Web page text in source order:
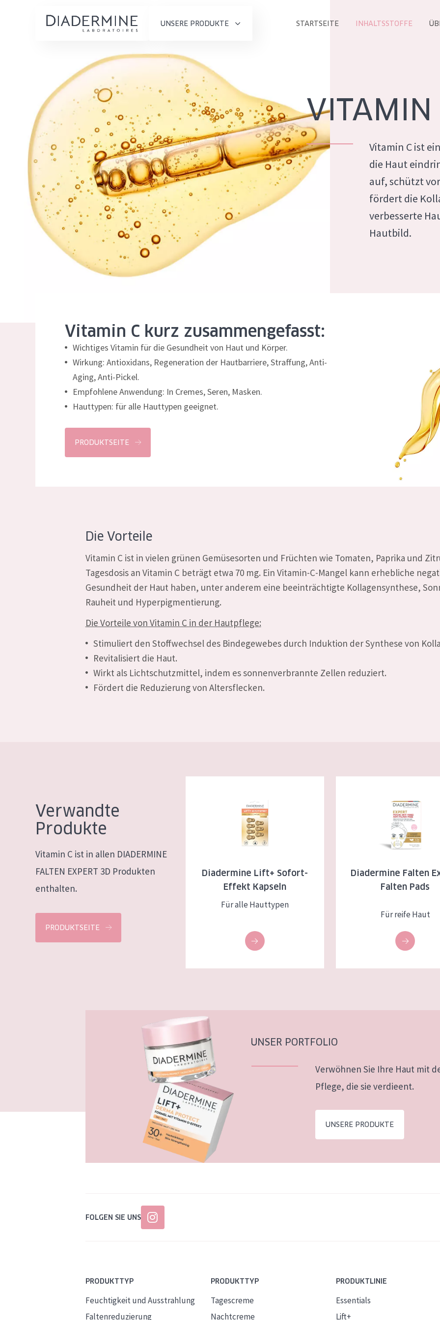
UNSERE PRODUKTE
PRODUKTTYP
Feuchtigkeit und
Ausstrahlung
Faltenreduzierung
Hautregeneration
Hautstraffung
PRODUKTTYP
Tagescreme
Nachtcreme
Augencreme
Serum
Reinigung
Lift+
Expert
HAUTTYP
Empfindliche Haut
Normale bis trockene Haut
Mischhaut und fettige
Haut
ALTER
Alle Produkte anzeigen
ALLE
STARTSEITE INHALTSSTOFFE
Startseite
inhaltsstoffe
Über uns
Inspiration
Kontakt
English
French
German
VITAMIN
Vitamin C ist
die Haut
auf, schützt
fördert die
verbesserte
Hautbild.
Vitamin C kurz zusammengefasst:
Wichtiges Vitamin für die Gesundheit von Haut und Körper.
Wirkung: Antioxidans, Regeneration der Hautbarriere, Straffung, Anti-
Aging, Anti-Pickel.
Empfohlene Anwendung: In Cremes, Seren, Masken.
Hauttypen: für alle Hauttypen geeignet.
PRODUKTSEITE
Die Vorteile
Vitamin C ist in vielen grünen Gemüsesorten und Früchten wie Tomaten, Paprika und
Tagesdosis an Vitamin C beträgt etwa 70 mg. Ein Vitamin-C-Mangel kann erhebliche
Gesundheit der Haut haben, unter anderem eine beeinträchtigte Kollagensynthese,
Rauheit und Hyperpigmentierung.
Die Vorteile von Vitamin C in der Hautpflege:
Stimuliert den Stoffwechsel des Bindegewebes durch Induktion der Synthese von
Revitalisiert die Haut.
Wirkt als Lichtschutzmittel, indem es sonnenverbrannte Zellen reduziert.
Fördert die Reduzierung von Altersflecken.
Verwandte
Produkte
Vitamin C ist in allen DIADERMINE
FALTEN EXPERT 3D Produkten
enthalten.
PRODUKTSEITE
Diadermine Lift+ Sofort-
Effekt Kapseln
Für alle Hauttypen
Diadermine Falten
Falten Pads
Für reife Haut
UNSER PORTFOLIO
Verwöhnen Sie Ihre Haut mit
Pflege, die sie verdieent.
UNSERE PRODUKTE
FOLGEN SIE UNS
PRODUKTTYP
Feuchtigkeit und Ausstrahlung
Faltenreduzierung
PRODUKTTYP
Tagescreme
Nachtcreme
PRODUKTLINIE
Essentials
Lift+